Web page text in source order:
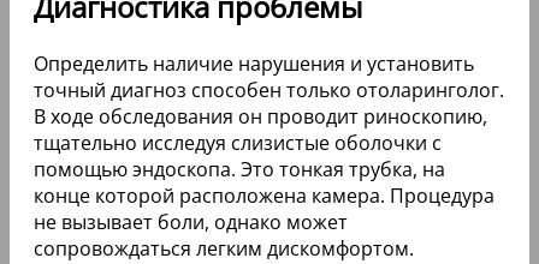
Определить наличие нарушения и установить
точный диагноз способен только отоларинголог.
В ходе обследования он проводит риноскопию,
тщательно исследуя слизистые оболочки с
помощью эндоскопа. Это тонкая трубка, на
конце которой расположена камера. Процедура
не вызывает боли, однако может
сопровождаться легким дискомфортом.